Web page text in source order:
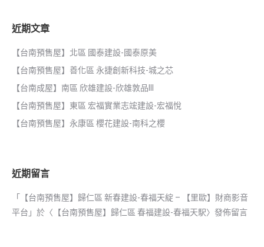
近期文章
【台南預售屋】北區 國泰建設-國泰原美
【台南預售屋】善化區 永捷創新科技-城之芯
【台南成屋】南區 欣雄建設-欣雄敦品III
【台南預售屋】東區 宏福實業志竤建設-宏福悅
【台南預售屋】永康區 櫻花建設-南科之櫻
近期留言
「
【台南預售屋】歸仁區 新春建設-春福天綻 – 【里歐】財商影音
平台 」於〈 【台南預售屋】歸仁區 春福建設-春福天駅〉發佈留言